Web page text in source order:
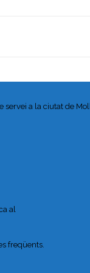
a la ciutat de
al
freqüents.